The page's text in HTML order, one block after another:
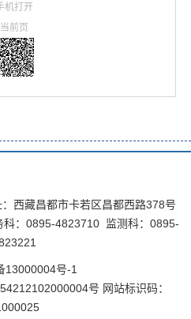
机打开
当前页
西藏昌都市卡若区昌都西路378号
：0895-4823710 监测科：0895-
13000004号-1
号 网站标识码：